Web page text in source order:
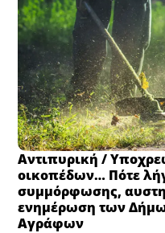
Αντιπυρική /
οικοπέδων… Πότε
συμμόρφωσης,
ενημέρωση των
Αγράφων